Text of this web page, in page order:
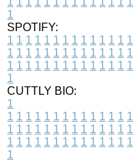
1
SPOTIFY:
1 1 1 1 1 1 1 1 1 1 1 1 1 1
1 1 1 1 1 1 1 1 1 1 1 1 1 1
1 1 1 1 1 1 1 1 1 1 1 1 1 1
1
CUTTLY BIO:
1
1 1 1 1 1 1 1 1 1 1 1 1 1 1
1 1 1 1 1 1 1 1 1 1 1 1 1 1
1 1 1 1 1 1 1 1 1 1 1 1 1 1
1